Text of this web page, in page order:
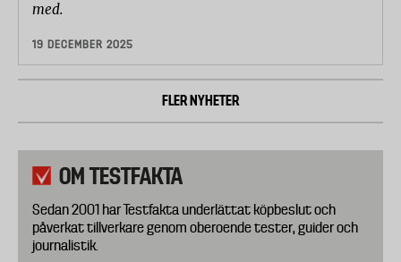
med.
19 DECEMBER 2025
FLER NYHETER
OM TESTFAKTA
Sedan 2001 har Testfakta underlättat köpbeslut och
påverkat tillverkare genom oberoende tester, guider och
journalistik.